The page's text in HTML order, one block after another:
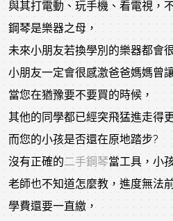
與其打電動、玩手機、看電視，
鋼琴是樂器之母，
未來小朋友若換學別的樂器都會
小朋友一定會很感激爸爸媽媽曾
當您在猶豫要不要買的時候，
其他的同學都已經突飛猛進走得
而您的小孩是否還在原地踏步?
沒有正確的二手鋼琴當工具，小
老師也不知道怎麼教，進度無法
學費還要一直繳，